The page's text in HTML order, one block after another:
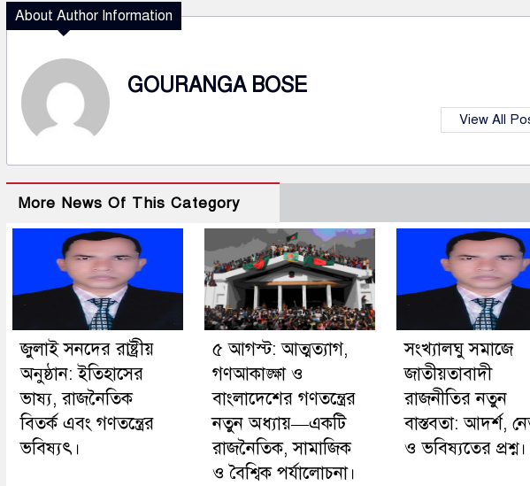
About Author Information
GOURANGA BOSE
View All
More News Of This Category
জুলাই সনদের রাষ্ট্রীয়
অনুষ্ঠান: ইতিহাসের
ভাষ্য, রাজনৈতিক
বিতর্ক এবং গণতন্ত্রের
ভবিষ্যৎ।
৫ আগস্ট: আত্মত্যাগ,
গণআকাঙ্ক্ষা ও
বাংলাদেশের গণতন্ত্রের
নতুন অধ্যায়—একটি
রাজনৈতিক, সামাজিক
ও বৈশ্বিক পর্যালোচনা।
সংখ্যালঘু সমাজে
জাতীয়তাবাদী
রাজনীতির নতুন
বাস্তবতা: আদর্শ,
ও ভবিষ্যতের প্রশ্ন।